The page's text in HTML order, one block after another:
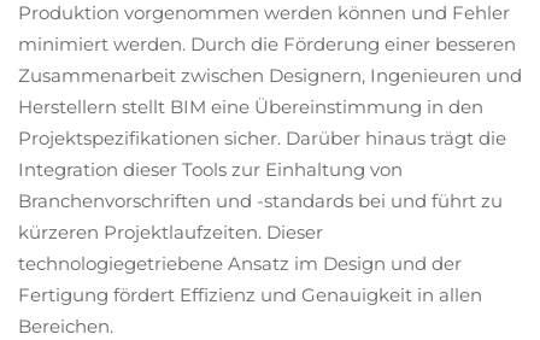
Produktion vorgenommen werden können und Fehler
minimiert werden. Durch die Förderung einer besseren
Zusammenarbeit zwischen Designern, Ingenieuren und
Herstellern stellt BIM eine Übereinstimmung in den
Projektspezifikationen sicher. Darüber hinaus trägt die
Integration dieser Tools zur Einhaltung von
Branchenvorschriften und -standards bei und führt zu
kürzeren Projektlaufzeiten. Dieser
technologiegetriebene Ansatz im Design und der
Fertigung fördert Effizienz und Genauigkeit in allen
Bereichen.